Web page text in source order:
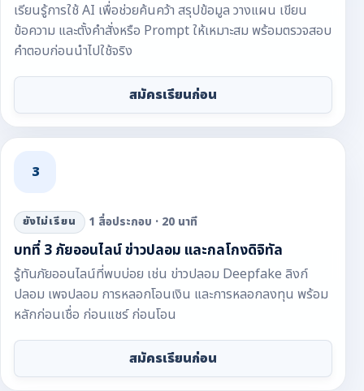
เรียนรู้การใช้ AI เพื่อช่วยค้นคว้า สรุปข้อมูล วางแผน เขียน
ข้อความ และตั้งคำสั่งหรือ Prompt ให้เหมาะสม พร้อมตรวจสอบ
คำตอบก่อนนำไปใช้จริง
สมัครเรียนก่อน
3
ยังไม่เรียน 1 สื่อประกอบ · 20 นาที
บทที่ 3 ภัยออนไลน์ ข่าวปลอม และกลโกงดิจิทัล
รู้ทันภัยออนไลน์ที่พบบ่อย เช่น ข่าวปลอม Deepfake ลิงก์
ปลอม เพจปลอม การหลอกโอนเงิน และการหลอกลงทุน พร้อม
หลักก่อนเชื่อ ก่อนแชร์ ก่อนโอน
สมัครเรียนก่อน